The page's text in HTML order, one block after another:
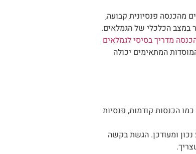
מהכנסה פנסיונית קבועה,
במצב הכלכלי של הגמלאים.
מדריך בסיסי לגמלאים
המתאימים יכולה
הכנסות קודמות, פנסיות
ומעודכן. הגשת בקשה